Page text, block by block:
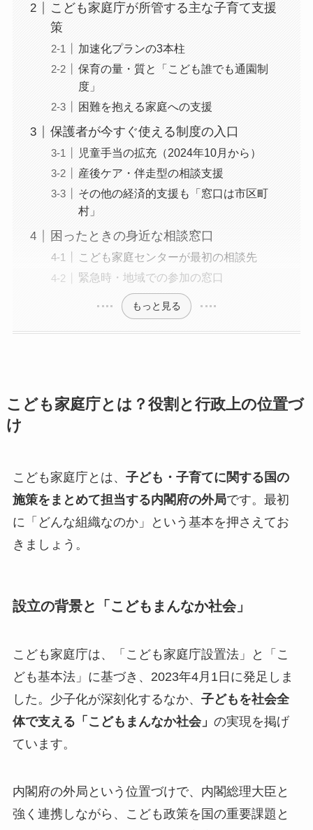
こども家庭庁が所管する主な子育て支援
策
加速化プランの3本柱
保育の量・質と「こども誰でも通園制
度」
困難を抱える家庭への支援
保護者が今すぐ使える制度の入口
児童手当の拡充（2024年10月から）
産後ケア・伴走型の相談支援
その他の経済的支援も「窓口は市区町
村」
困ったときの身近な相談窓口
こども家庭センターが最初の相談先
緊急時・地域での参加の窓口
もっと見る
こども家庭庁とは？役割と行政上の位置づ
け
こども家庭庁とは、 子ども・子育てに関する国の
施策をまとめて担当する内閣府の外局です。最初
に「どんな組織なのか」という基本を押さえてお
きましょう。
設立の背景と「こどもまんなか社会」
こども家庭庁は、「こども家庭庁設置法」と「こ
ども基本法」に基づき、2023年4月1日に発足しま
した。少子化が深刻化するなか、 子どもを社会全
体で支える「こどもまんなか社会」 の実現を掲げ
ています。
内閣府の外局という位置づけで、内閣総理大臣と
強く連携しながら、こども政策を国の重要課題と